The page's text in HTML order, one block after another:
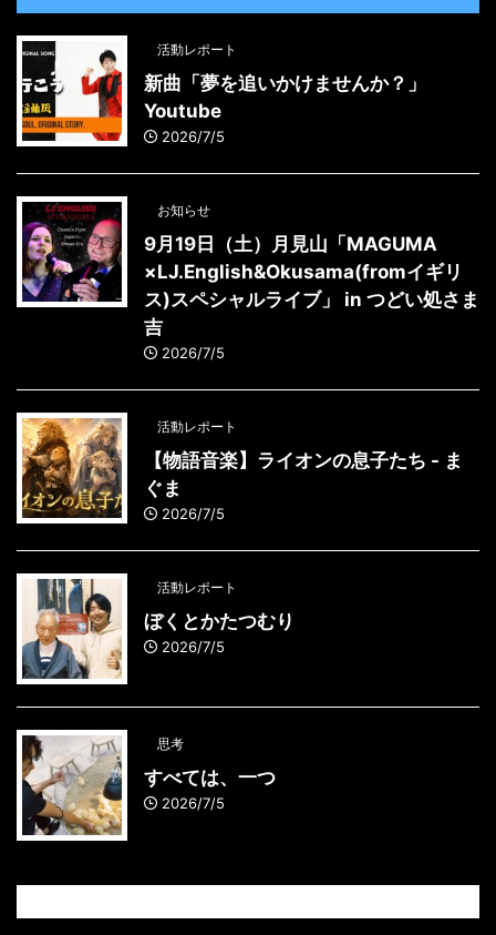
活動レポート
新曲「夢を追いかけませんか？」
Youtube
2026/7/5
お知らせ
9月19日（土）月見山「MAGUMA
×LJ.English&Okusama(fromイギリ
ス)スペシャルライブ」 in つどい処さま
吉
2026/7/5
活動レポート
【物語音楽】ライオンの息子たち - ま
ぐま
2026/7/5
活動レポート
ぼくとかたつむり
2026/7/5
思考
すべては、一つ
2026/7/5